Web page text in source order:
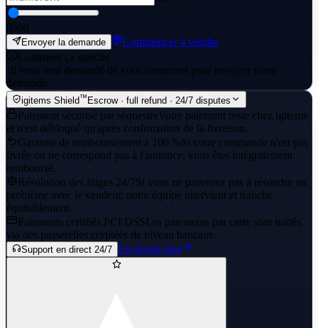
0500
Envoyer la demande
Commencer à vendre
Comment ça marche
· Il vous sera demandé de vous connecter pour envoyer votre
demande.
igitems Shield™ Escrow · full refund · 24/7 disputes
Paiement sécurisé par séquestreVotre paiement reste chez igitems
et n'est débloqué qu'après confirmation de la livraison.
Garantie de remboursement à 100 %Si votre commande n'est pas
livrée ou ne correspond pas à l'annonce, vous êtes intégralement
remboursé.
Résolution des litiges 24/7Si vous ne parvenez pas à résoudre un
problème avec le vendeur, notre équipe intervient et tranche
équitablement.
Paiements certifiés PCI DSSLes paiements par carte sont traités
via des passerelles cryptées de niveau bancaire.
Support en direct 24/7 En savoir plus